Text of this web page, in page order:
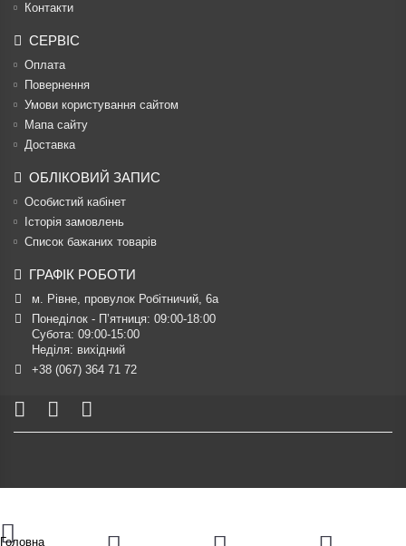
Контакти
СЕРВІС
Оплата
Повернення
Умови користування сайтом
Мапа сайту
Доставка
ОБЛІКОВИЙ ЗАПИС
Особистий кабінет
Історія замовлень
Список бажаних товарів
ГРАФІК РОБОТИ
м. Рівне, провулок Робітничий, 6а
Понеділок - П’ятниця: 09:00-18:00
Субота: 09:00-15:00
Неділя: вихідний
+38 (067) 364 71 72
Головна